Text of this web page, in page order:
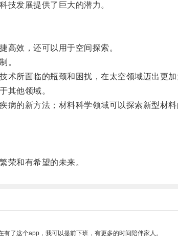
发展提供了巨大的潜力。
效，还可以用于空间探索。
。
所面临的瓶颈和困扰，在太空领域迈出更加
其他领域。
的新方法；材料科学领域可以探索新型材
和有希望的未来。
了这个app，我可以提前下班，有更多的时间陪伴家人。